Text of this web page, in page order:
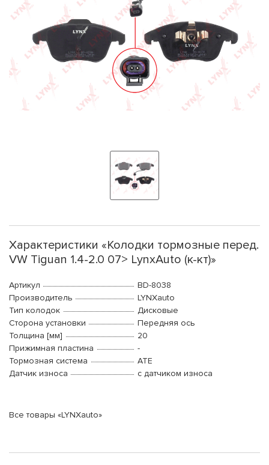
Характеристики «Колодки тормозные перед.
VW Tiguan 1.4-2.0 07> LynxAuto (к-кт)»
Артикул
BD-8038
Производитель
LYNXauto
Тип колодок
Дисковые
Сторона установки
Передняя ось
Толщина [мм]
20
Прижимная пластина
-
Тормозная система
ATE
Датчик износа
с датчиком износа
Все товары «LYNXauto»